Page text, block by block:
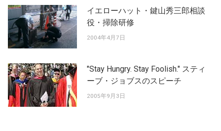
イエローハット・鍵山秀三郎相談
役・掃除研修
2004年4月7日
"Stay Hungry. Stay Foolish." スティ
ーブ・ジョブスのスピーチ
2005年9月3日